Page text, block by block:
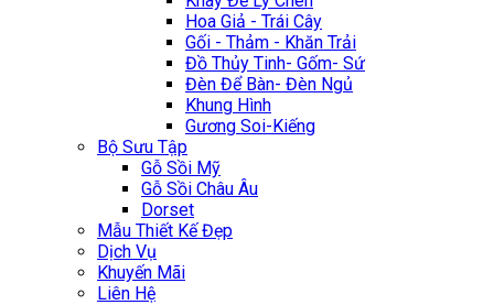
Hoa Giả - Trái Cây
Gối - Thảm - Khăn Trải
Đồ Thủy Tinh- Gốm- Sứ
Đèn Để Bàn- Đèn Ngủ
Khung Hình
Gương Soi-Kiếng
Bộ Sưu Tập
Gỗ Sồi Mỹ
Gỗ Sồi Châu Âu
Dorset
Mẫu Thiết Kế Đẹp
Dịch Vụ
Khuyến Mãi
Liên Hệ